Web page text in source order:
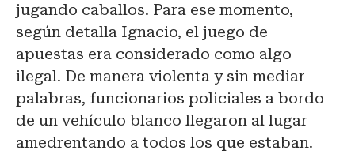
jugando caballos. Para ese momento,
según detalla Ignacio, el juego de
apuestas era considerado como algo
ilegal. De manera violenta y sin mediar
palabras, funcionarios policiales a bordo
de un vehículo blanco llegaron al lugar
amedrentando a todos los que estaban.